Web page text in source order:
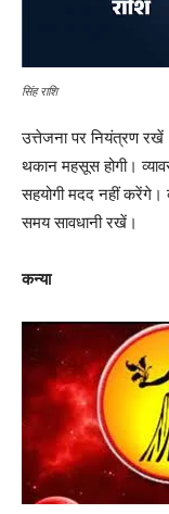
सिंह राशि
उत्तेजना पर नियंत्रण
थकान महसूस होगी।
सहयोगी मदद नहीं करेंगे।
समय सावधानी रखें।
कन्या